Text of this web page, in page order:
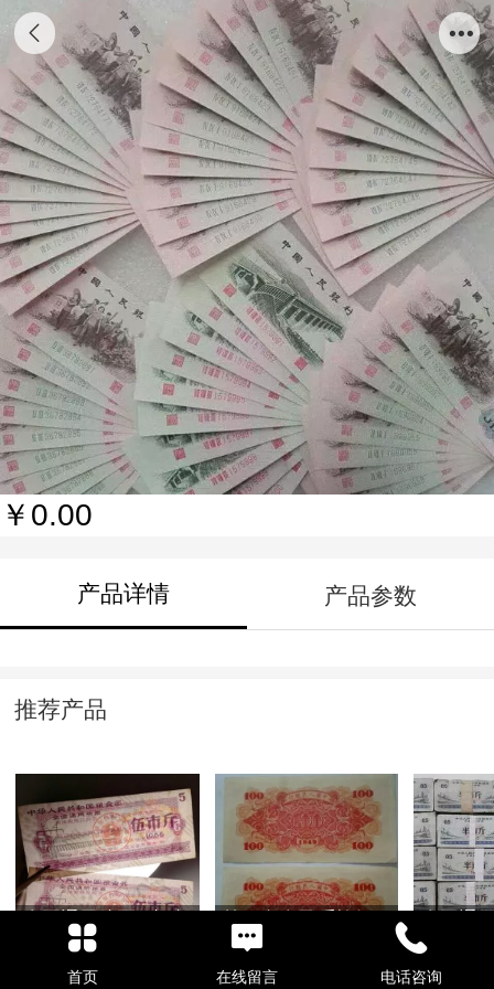
第三套纸币
￥0.00
产品详情 产品参数
推荐产品
全国通用粮票 麦穗
水印和五星混合水
100元
斤
首页 在线留言 电话咨询